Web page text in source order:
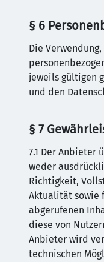
§ 6
Die
jeweils gültigen
und den
§ 7
7.1 Der Anbieter
weder
Richtigkeit,
Aktualität sowie
abgerufenen
diese von
Anbieter wird
technischen